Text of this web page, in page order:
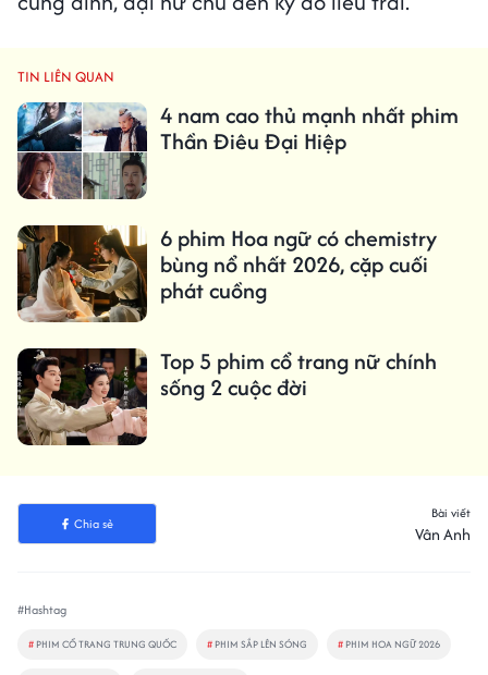
TIN LIÊN QUAN
4 nam cao thủ mạnh nhất phim
Thần Điêu Đại Hiệp
6 phim Hoa ngữ có chemistry
bùng nổ nhất 2026, cặp cuối
phát cuồng
Top 5 phim cổ trang nữ chính
sống 2 cuộc đời
Chia sẻ
Bài viết
Vân Anh
#Hashtag
# PHIM CỔ TRANG TRUNG QUỐC # PHIM SẮP LÊN SÓNG # PHIM HOA NGỮ 2026